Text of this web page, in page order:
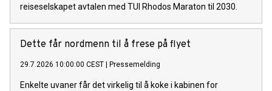
reiseselskapet avtalen med TUI Rhodos Maraton til 2030.
Dette får nordmenn til å frese på flyet
29.7.2026 10:00:00 CEST Pressemelding
Enkelte uvaner får det virkelig til å koke i kabinen for